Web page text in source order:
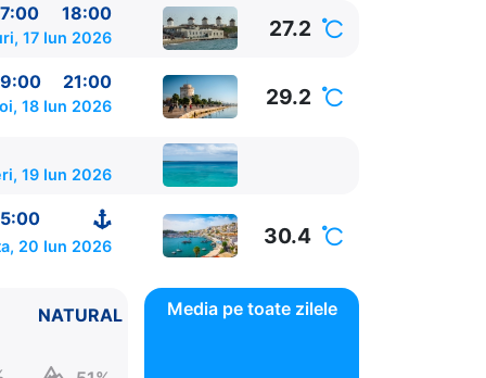
18:00
17 Iun 2026 27.2
21:00
18 Iun 2026 29.2
19 Iun 2026
20 Iun 2026 30.4
NATURAL Media pe toate zilele